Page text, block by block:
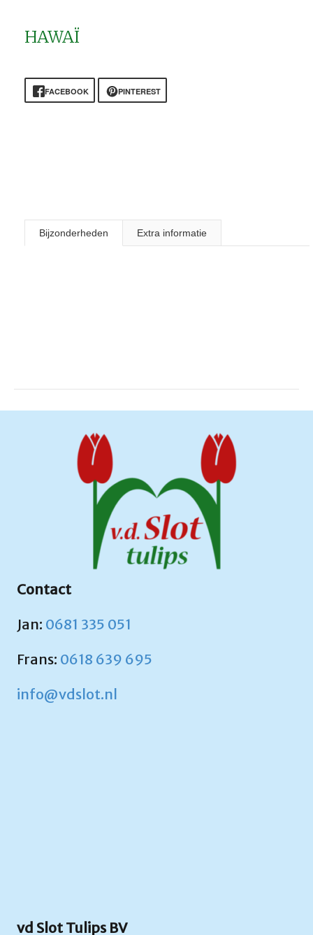
HAWAÏ
FACEBOOK PINTEREST
Bijzonderheden Extra informatie
Contact
Jan: 0681 335 051
Frans: 0618 639 695
info@vdslot.nl
vd Slot Tulips BV